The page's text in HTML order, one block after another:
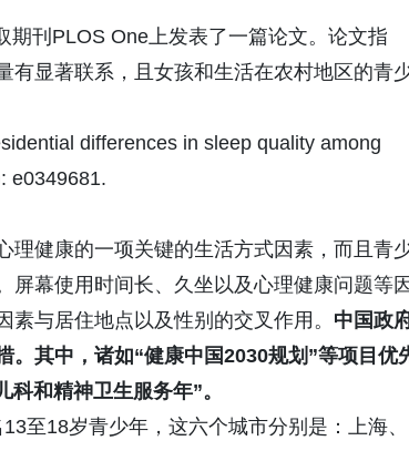
刊PLOS One上发表了一篇论文。论文指
有显著联系，且女孩和生活在农村地区的青
differences in sleep quality among
e0349681.
理健康的一项关键的生活方式因素，而且青
幕使用时间长、久坐以及心理健康问题等因
与居住地点以及性别的交叉作用。 中国政
其中，诸如“健康中国2030规划”等项目优
和精神卫生服务年”。
至18岁青少年，这六个城市分别是：上海、